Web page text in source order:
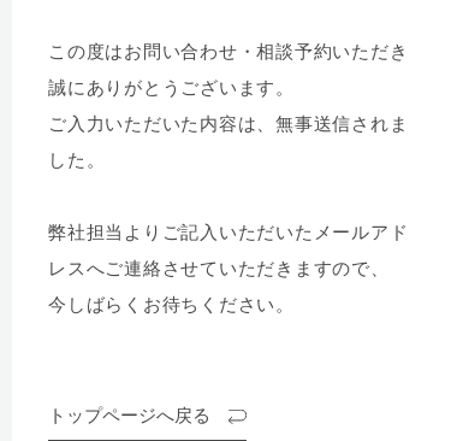
この度はお問い合わせ・相談予約いただき
誠にありがとうございます。
ご入力いただいた内容は、無事送信されま
した。
弊社担当よりご記入いただいたメールアド
レスへご連絡させていただきますので、
今しばらくお待ちください。
トップページへ戻る